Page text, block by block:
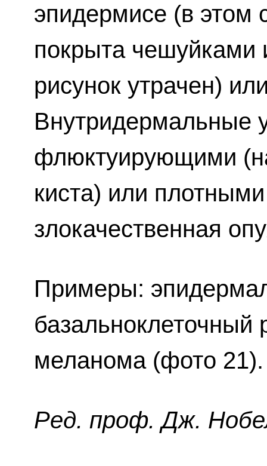
эпидермисе (в этом
покрыта чешуйками
рисунок утрачен)
Внутридермальные
флюктуирующими
киста) или
злокачественная
Примеры:
базальноклеточный
меланома (фото 21).
Ред. проф. Дж.